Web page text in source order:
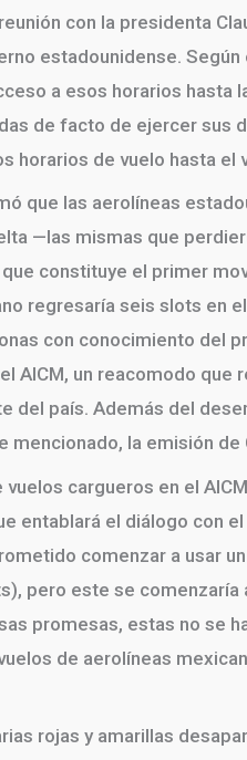
con la presidenta
estadounidense.
a esos horarios hasta
de facto de ejercer sus
horarios de vuelo hasta el
que las aerolíneas
—las mismas que
constituye el primer
regresaría seis slots en
con conocimiento del
AICM, un reacomodo que
del país. Además del
la emisión de
cargueros en el
entablará el diálogo con
comenzar a usar
pero este se
promesas, estas no se
de aerolíneas
rojas y amarillas